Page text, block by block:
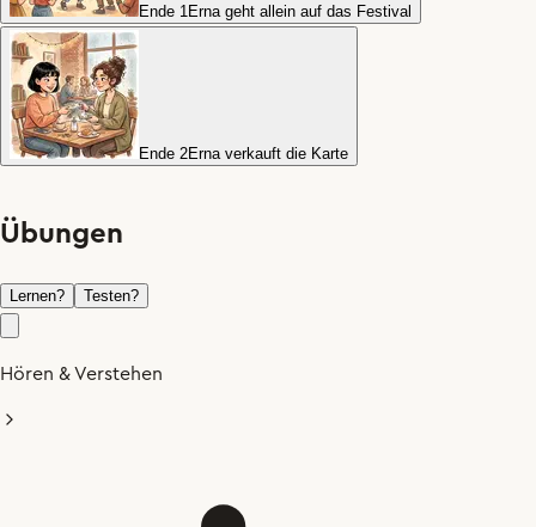
Ende 1 Erna geht allein auf das Festival
Ende 2Erna verkauft die Karte
Übungen
Lernen? Testen?
Hören & Verstehen